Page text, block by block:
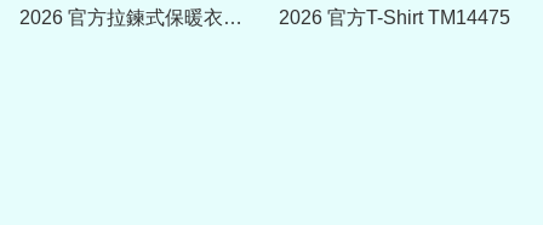
2026 官方拉鍊式保暖衣
2026 官方T-Shirt TM14475